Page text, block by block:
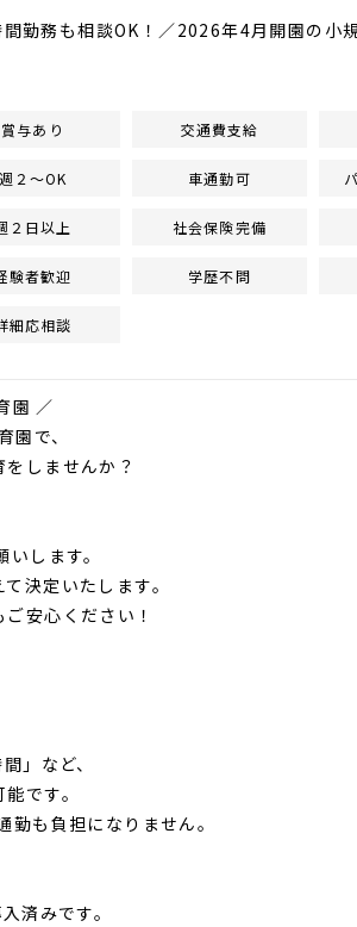
勤務も相談OK！／2026年4月開園の小
賞与あり 交通費支給
週２～OK 車通勤可
２日以上 社会保険完備
験者歓迎 学歴不問
細応相談
園 ／
で、
しませんか？
します。
決定いたします。
安心ください！
」など、
です。
も負担になりません。
済みです。